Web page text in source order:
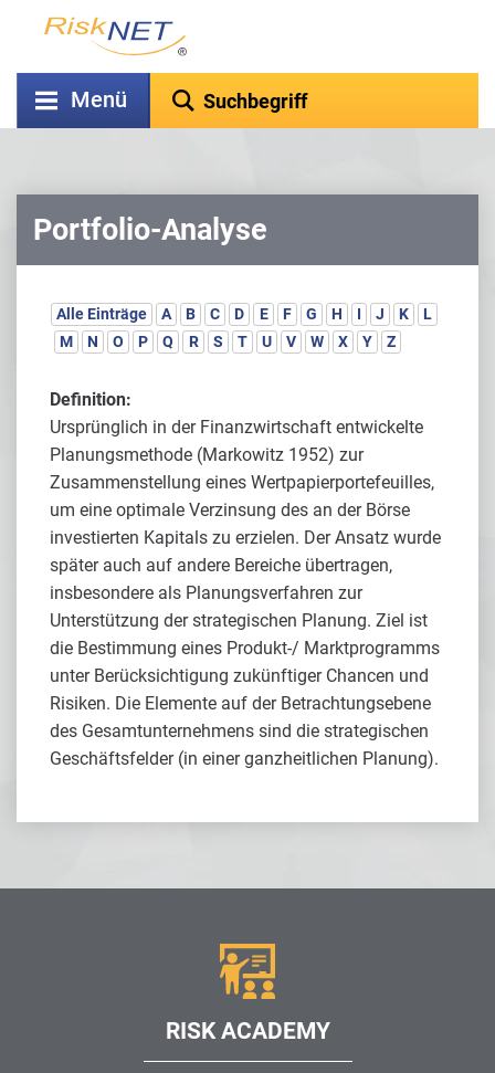
Menü
Portfolio-Analyse
Alle Einträge A B C D E F G H I J K
L
M
N O P Q R S T U V W X Y Z
Definition:
Ursprünglich in der Finanzwirtschaft entwickelte
Planungsmethode (Markowitz 1952) zur
Zusammenstellung eines Wertpapierportefeuilles,
um eine optimale Verzinsung des an der Börse
investierten Kapitals zu erzielen. Der Ansatz wurde
später auch auf andere Bereiche übertragen,
insbesondere als Planungsverfahren zur
Unterstützung der strategischen Planung. Ziel ist
die Bestimmung eines Produkt-/ Marktprogramms
unter Berücksichtigung zukünftiger Chancen und
Risiken. Die Elemente auf der Betrachtungsebene
des Gesamtunternehmens sind die strategischen
Geschäftsfelder (in einer ganzheitlichen Planung).
RISK ACADEMY